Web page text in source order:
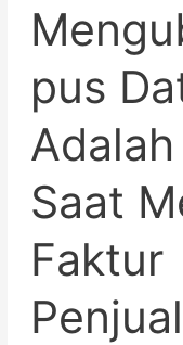
pus
Saat
Faktur
Data!
Data
Adalah
Saldo
Saat
Faktur
Penjualan/Pembelian
–
Accurate